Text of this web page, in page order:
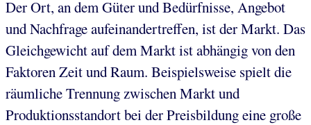
Der Ort, an dem Güter und Bedürfnisse, Angebot
und Nachfrage aufeinandertreffen, ist der Markt. Das
Gleichgewicht auf dem Markt ist abhängig von den
Faktoren Zeit und Raum. Beispielsweise spielt die
räumliche Trennung zwischen Markt und
Produktionsstandort bei der Preisbildung eine große